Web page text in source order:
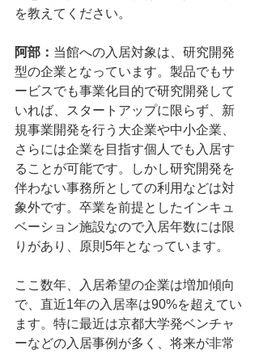
を教えてください。
阿部： 当館への入居対象は、研究開発
型の企業となっています。製品でもサ
ービスでも事業化目的で研究開発して
いれば、スタートアップに限らず、新
規事業開発を行う大企業や中小企業、
さらには企業を目指す個人でも入居す
ることが可能です。しかし研究開発を
伴わない事務所としての利用などは対
象外です。卒業を前提としたインキュ
ベーション施設なので入居年数には限
りがあり、原則5年となっています。
ここ数年、入居希望の企業は増加傾向
で、直近1年の入居率は90%を超えてい
ます。特に最近は京都大学発ベンチャ
ーなどの入居事例が多く、将来が非常